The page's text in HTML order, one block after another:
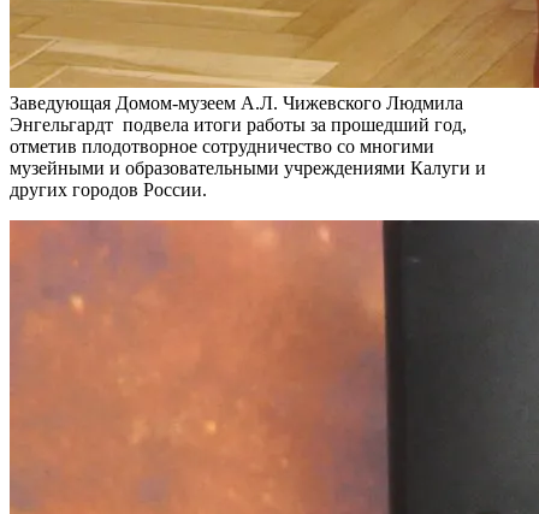
Заведующая Домом-музеем А.Л. Чижевского Людмила
Энгельгардт подвела итоги работы за прошедший год,
отметив плодотворное сотрудничество со многими
музейными и образовательными учреждениями Калуги и
других городов России.